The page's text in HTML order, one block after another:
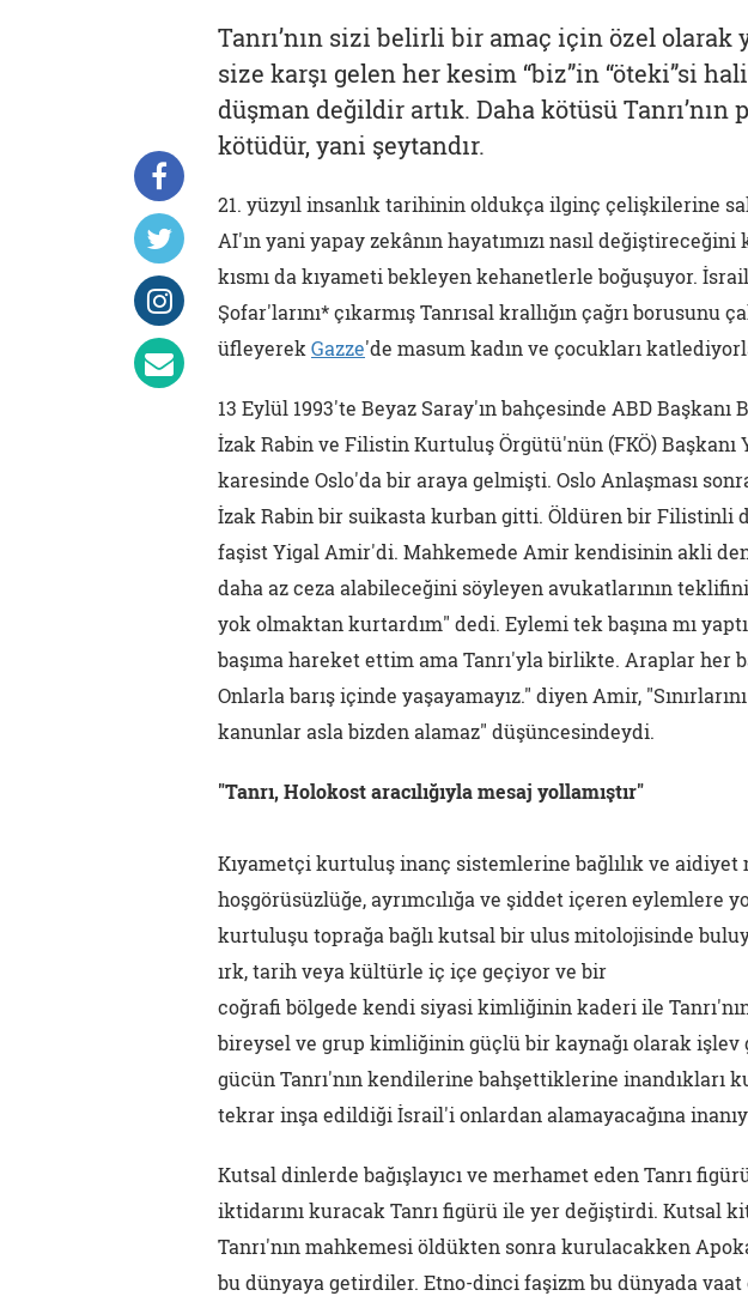
Tanrı’nın sizi belirli bir amaç için özel olarak
size karşı gelen her kesim “biz”in “öteki”si
düşman değildir artık. Daha kötüsü Tanrı’nın
kötüdür, yani şeytandır.
21. yüzyıl insanlık tarihinin oldukça ilginç çelişkilerine
AI'ın yani yapay zekânın hayatımızı nasıl
kısmı da kıyameti bekleyen kehanetlerle boğuşuyor.
Şofar'larını* çıkarmış Tanrısal krallığın çağrı borusunu
üfleyerek Gazze'de masum kadın ve çocukları
13 Eylül 1993'te Beyaz Saray'ın bahçesinde ABD Başkanı
İzak Rabin ve Filistin Kurtuluş Örgütü'nün (FKÖ)
karesinde Oslo'da bir araya gelmişti. Oslo Anlaşması
İzak Rabin bir suikasta kurban gitti. Öldüren bir Filistinli
faşist Yigal Amir'di. Mahkemede Amir kendisinin akli
daha az ceza alabileceğini söyleyen avukatlarının
yok olmaktan kurtardım" dedi. Eylemi tek başına mı
başıma hareket ettim ama Tanrı'yla birlikte. Araplar her
Onlarla barış içinde yaşayamayız." diyen Amir,
kanunlar asla bizden alamaz" düşüncesindeydi.
"Tanrı, Holokost aracılığıyla mesaj yollamıştır"
Kıyametçi kurtuluş inanç sistemlerine bağlılık ve aidiyet
hoşgörüsüzlüğe, ayrımcılığa ve şiddet içeren eylemlere
kurtuluşu toprağa bağlı kutsal bir ulus mitolojisinde
ırk, tarih veya kültürle iç içe geçiyor ve bir
coğrafi bölgede kendi siyasi kimliğinin kaderi ile
bireysel ve grup kimliğinin güçlü bir kaynağı olarak işlev
gücün Tanrı'nın kendilerine bahşettiklerine inandıkları
tekrar inşa edildiği İsrail'i onlardan alamayacağına
Kutsal dinlerde bağışlayıcı ve merhamet eden Tanrı
iktidarını kuracak Tanrı figürü ile yer değiştirdi. Kutsal
Tanrı'nın mahkemesi öldükten sonra kurulacakken
bu dünyaya getirdiler. Etno-dinci faşizm bu dünyada